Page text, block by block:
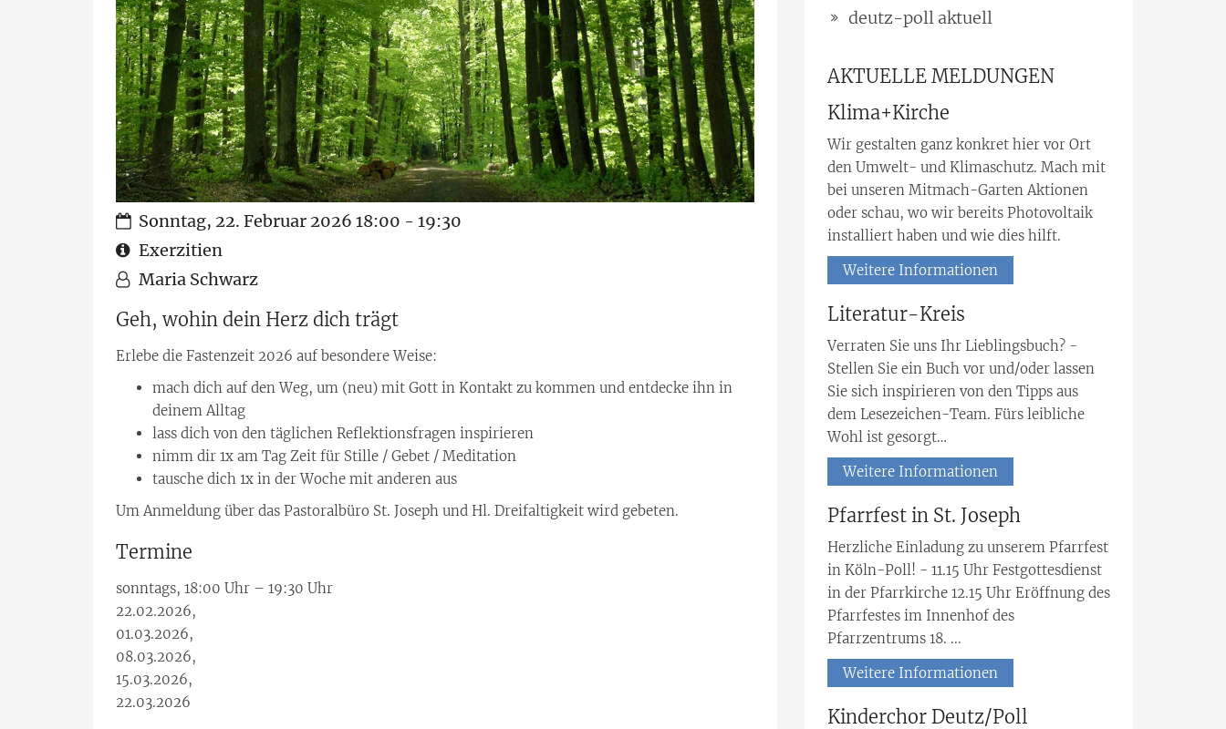
Datum:
Sonntag, 22. Februar 2026 18:00 - 19:30
Art bzw. Nummer:
Exerzitien
Von:Maria Schwarz
Geh, wohin dein Herz dich trägt
Erlebe die Fastenzeit 2026 auf besondere Weise:
mach dich auf den Weg, um (neu) mit Gott in Kontakt zu kommen und entdecke ihn in
deinem Alltag
lass dich von den täglichen Reflektionsfragen inspirieren
nimm dir 1x am Tag Zeit für Stille / Gebet / Meditation
tausche dich 1x in der Woche mit anderen aus
Um Anmeldung über das Pastoralbüro St. Joseph und Hl. Dreifaltigkeit wird gebeten.
Termine
sonntags, 18:00 Uhr – 19:30 Uhr
22.02.2026,
01.03.2026,
08.03.2026,
15.03.2026,
22.03.2026
deutz-poll aktuell
AKTUELLE MELDUNGEN
Klima+Kirche
Wir gestalten ganz konkret hier vor Ort
den Umwelt- und Klimaschutz. Mach mit
bei unseren Mitmach-Garten Aktionen
oder schau, wo wir bereits Photovoltaik
installiert haben und wie dies hilft.
Weitere Informationen
Literatur-Kreis
Verraten Sie uns Ihr Lieblingsbuch? -
Stellen Sie ein Buch vor und/oder lassen
Sie sich inspirieren von den Tipps aus
dem Lesezeichen-Team. Fürs leibliche
Wohl ist gesorgt…
Weitere Informationen
Pfarrfest in St. Joseph
Herzliche Einladung zu unserem Pfarrfest
in Köln-Poll! - 11.15 Uhr Festgottesdienst
in der Pfarrkirche 12.15 Uhr Eröffnung des
Pfarrfestes im Innenhof des
Pfarrzentrums 18. ...
Weitere Informationen
Kinderchor Deutz/Poll